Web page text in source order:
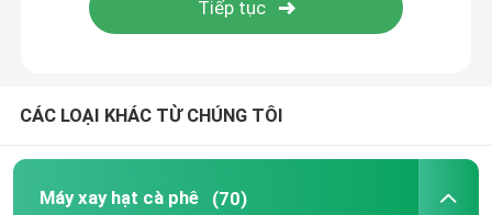
CÁC LOẠI KHÁC TỪ CHÚNG TÔI
Máy xay hạt cà phê (70)